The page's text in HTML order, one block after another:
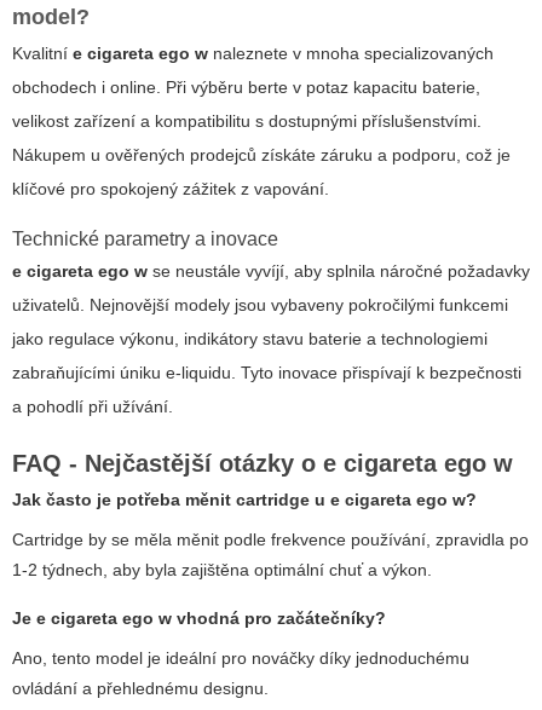
model?
Kvalitní e cigareta ego w naleznete v mnoha specializovaných
obchodech i online. Při výběru berte v potaz kapacitu baterie,
velikost zařízení a kompatibilitu s dostupnými příslušenstvími.
Nákupem u ověřených prodejců získáte záruku a podporu, což je
klíčové pro spokojený zážitek z vapování.
Technické parametry a inovace
e cigareta ego w se neustále vyvíjí, aby splnila náročné požadavky
uživatelů. Nejnovější modely jsou vybaveny pokročilými funkcemi
jako regulace výkonu, indikátory stavu baterie a technologiemi
zabraňujícími úniku e-liquidu. Tyto inovace přispívají k bezpečnosti
a pohodlí při užívání.
FAQ - Nejčastější otázky o e cigareta ego w
Jak často je potřeba měnit cartridge u e cigareta ego w?
Cartridge by se měla měnit podle frekvence používání, zpravidla po
1-2 týdnech, aby byla zajištěna optimální chuť a výkon.
Je e cigareta ego w vhodná pro začátečníky?
Ano, tento model je ideální pro nováčky díky jednoduchému
ovládání a přehlednému designu.